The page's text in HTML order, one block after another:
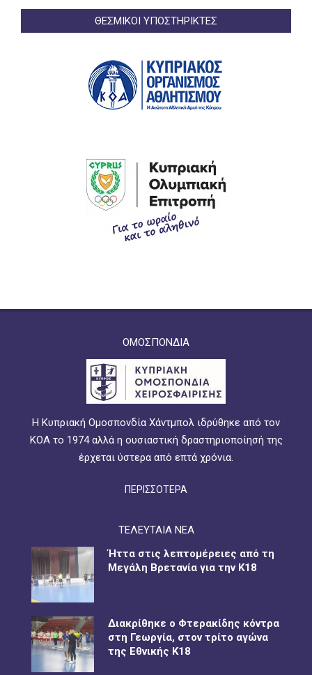
ΘΕΣΜΙΚΟΙ ΥΠΟΣΤΗΡΙΚΤΕΣ
ΟΜΟΣΠΟΝΔΙΑ
Η Κυπριακή Ομοσπονδία Χάντμπολ ιδρύθηκε από τον
ΚΟΑ το 1974 αλλά η ουσιαστική δραστηριοποίησή της
έρχεται ύστερα από επτά χρόνια.
ΠΕΡΙΣΣΟΤΕΡΑ
ΤΕΛΕΥΤΑΙΑ ΝΕΑ
Ήττα στις λεπτομέρειες από τη
Μεγάλη Βρετανία για την Κ18
Διακρίθηκε ο Φτερακίδης κόντρα
στη Γεωργία, στον τρίτο αγώνα
της Εθνικής Κ18